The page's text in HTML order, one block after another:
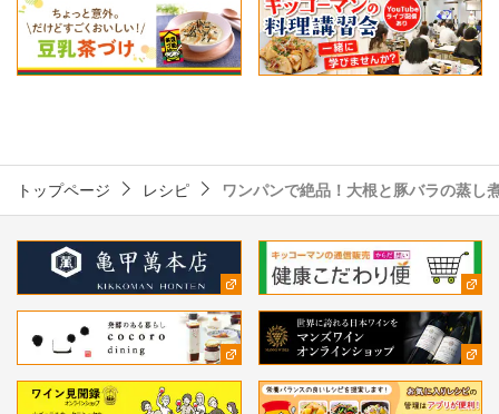
トップページ レシピ ワンパンで絶品！大根と豚バラの蒸し